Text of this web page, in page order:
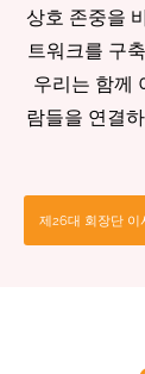
상호 존중을
트워크
우리는 함께
람들을 연결
제26대 회장단 이